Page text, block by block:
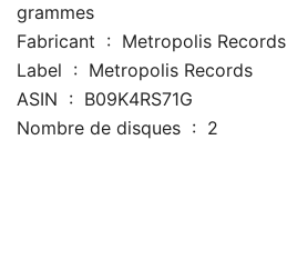
grammes
Fabricant ‏ : ‎ Metropolis Records
Label ‏ : ‎ Metropolis Records
ASIN ‏ : ‎ B09K4RS71G
Nombre de disques ‏ : ‎ 2